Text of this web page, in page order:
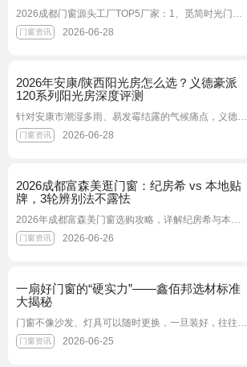
2026成都门窗源头工厂TOP5厂家：1、觅简时光门窗；2、纪房希门窗
门窗资讯 2026-06-28
2026年安康/陕西阳光房怎么选？义德豪派
120系列阳光房深度评测
针对安康市潮湿多雨、易发霉结露的气候痛点，义德豪派120系列阳光房凭借通体2.0mm壁厚、PA66隔热条及汽车级EPDM密封工艺，彻底解决传统阳光房漏水与冬季冷凝水难题
门窗资讯 2026-06-28
2026成都富森美逛门窗：纪房希 vs 本地贴
牌，3轮辨别法不露怯
2026年成都富森美门窗选购攻略，详解纪房希与本地贴牌门窗的差异，提供3轮辨别法，避开低价引流、拆分增项等陷阱，助力消费者选到靠谱门窗。
门窗资讯 2026-06-26
一扇好门窗的“硬实力”——鑫佰邦选材标准
大揭秘
门窗不像沙发、灯具可以随时更换，一旦装好，往往要陪伴一个家庭十年甚至二十年。但面对型材型号、玻璃配置、隔热条材质这些专业术语，大多数消费者根本无从判断好坏
门窗资讯 2026-06-25